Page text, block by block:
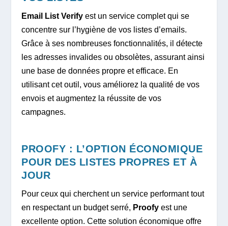
Email List Verify est un service complet qui se
concentre sur l’hygiène de vos listes d’emails.
Grâce à ses nombreuses fonctionnalités, il détecte
les adresses invalides ou obsolètes, assurant ainsi
une base de données propre et efficace. En
utilisant cet outil, vous améliorez la qualité de vos
envois et augmentez la réussite de vos
campagnes.
PROOFY : L’OPTION ÉCONOMIQUE
POUR DES LISTES PROPRES ET À
JOUR
Pour ceux qui cherchent un service performant tout
en respectant un budget serré, Proofy est une
excellente option. Cette solution économique offre